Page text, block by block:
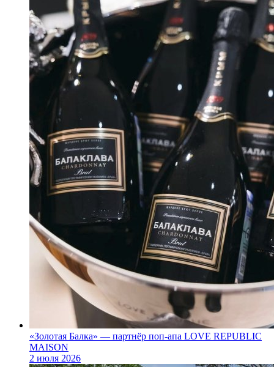
«Золотая Балка» — партнёр поп‑апа LOVE REPUBLIC
MAISON
2 июля 2026